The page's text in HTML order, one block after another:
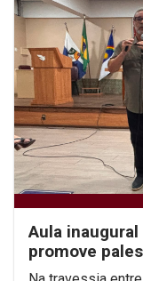
Aula
promove